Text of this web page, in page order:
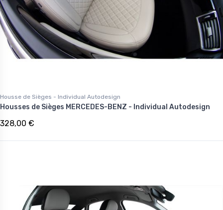
Housse de Sièges - Individual Autodesign
Housses de Sièges MERCEDES-BENZ - Individual Autodesign
328,00 €